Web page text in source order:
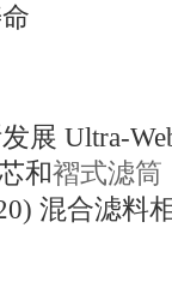
展 Ultra-
和褶式滤筒
混合滤料